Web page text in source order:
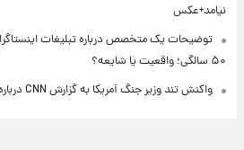
نیامد+عکس
توضیحات یک متخصص درباره تبلیغات
۵۰ سالگی؛ واقعیت یا شایعه؟
واکنش تند وزیر جنگ آمریکا به گزارش CNN درباره ذخایر موشکی